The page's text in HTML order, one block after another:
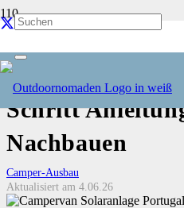
montieren • Die
Schritt
Nachbauen
Camper-Ausbau
Aktualisiert am 4.06.26